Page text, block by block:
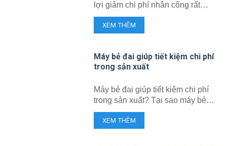
lợi giảm chi phí nhân công rất
nhiều.
XEM THÊM
Máy bẻ đai giúp tiết kiệm chi phí
trong sản xuất
Máy bẻ đai giúp tiết kiệm chi phí
trong sản xuất? Tại sao máy bẻ
đai lại giúp tiết kiệm chi phí trong
sản xuất? Hãy cùng phân tích
XEM THÊM